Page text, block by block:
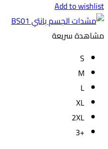
اختيار
الخيارات
على
صفحة
المنتج
Add to wishlist
مشاهدة سريعة
S
M
L
XL
2XL
+3